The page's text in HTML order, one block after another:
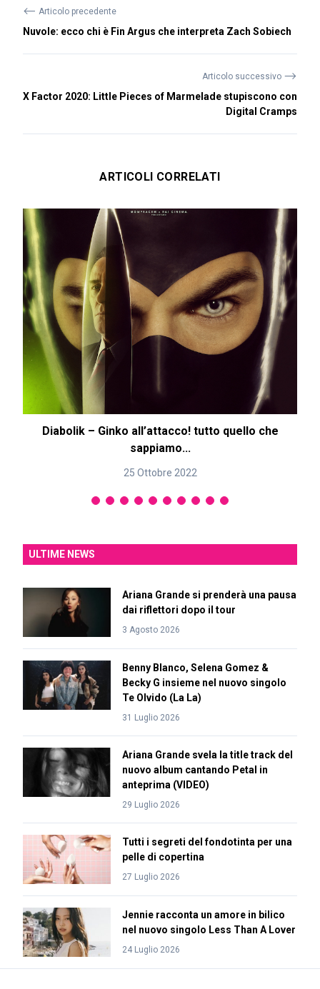
⟵ Articolo precedente
Nuvole: ecco chi è Fin Argus che interpreta Zach Sobiech
Articolo successivo ⟶
X Factor 2020: Little Pieces of Marmelade stupiscono con
Digital Cramps
ARTICOLI CORRELATI
Diabolik – Ginko all’attacco! tutto quello che
sappiamo...
25 Ottobre 2022
ULTIME NEWS
Ariana Grande si prenderà una pausa
dai riflettori dopo il tour
3 Agosto 2026
Benny Blanco, Selena Gomez &
Becky G insieme nel nuovo singolo
Te Olvido (La La)
31 Luglio 2026
Ariana Grande svela la title track del
nuovo album cantando Petal in
anteprima (VIDEO)
29 Luglio 2026
Tutti i segreti del fondotinta per una
pelle di copertina
27 Luglio 2026
Jennie racconta un amore in bilico
nel nuovo singolo Less Than A Lover
24 Luglio 2026